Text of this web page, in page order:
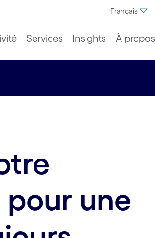
Français
Services Insights À propos
une